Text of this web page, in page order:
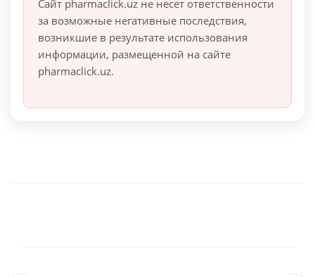
Сайт pharmaclick.uz не несет ответственности
за возможные негативные последствия,
возникшие в результате использования
информации, размещенной на сайте
pharmaclick.uz.